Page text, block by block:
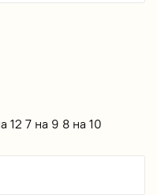
12 7 на 9 8 на 10